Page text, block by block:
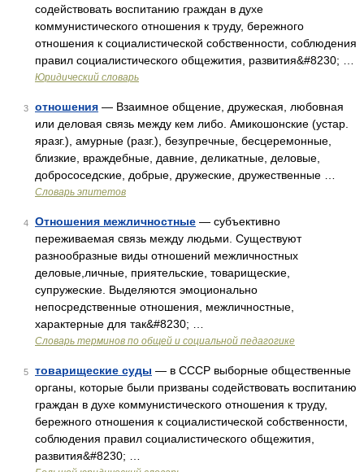
содействовать воспитанию граждан в духе
коммунистического отношения к труду, бережного
отношения к социалистической собственности, соблюдения
правил социалистического общежития, развития&#8230; …
Юридический словарь
3 отношения — Взаимное общение, дружеская, любовная
или деловая связь между кем либо. Амикошонские (устар.
яразг.), амурные (разг.), безупречные, бесцеремонные,
близкие, враждебные, давние, деликатные, деловые,
добрососедские, добрые, дружеские, дружественные …
Словарь эпитетов
4 Отношения межличностные — субъективно
переживаемая связь между людьми. Существуют
разнообразные виды отношений межличностных
деловые,личные, приятельские, товарищеские,
супружеские. Выделяются эмоционально
непосредственные отношения, межличностные,
характерные для так&#8230; …
Словарь терминов по общей и социальной педагогике
5 товарищеские суды — в СССР выборные общественные
органы, которые были призваны содействовать воспитанию
граждан в духе коммунистического отношения к труду,
бережного отношения к социалистической собственности,
соблюдения правил социалистического общежития,
развития&#8230; …